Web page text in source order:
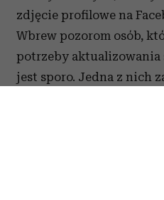
Są ludzie, którzy
budują swój
regularnie zmieniają